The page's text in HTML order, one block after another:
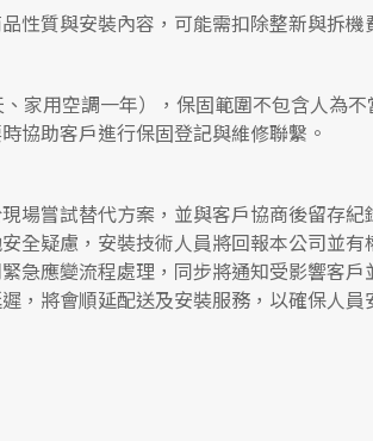
性質與安裝內容，可能需扣除整新與拆
家用空調一年），保固範圍不包含人為
協助客戶進行保固登記與維修聯繫。
場嘗試替代方案，並與客戶協商後留存
全疑慮，安裝技術人員將回報本公司並有
急應變流程處理，同步將通知受影響客戶
，將會順延配送及安裝服務，以確保人